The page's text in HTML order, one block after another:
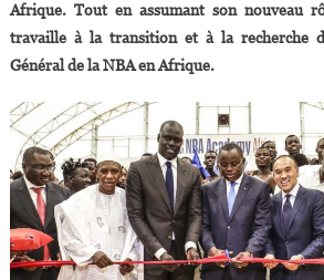
Afrique. Tout en assumant son nouveau
travaille à la transition et à la recherche
Général de la NBA en Afrique.